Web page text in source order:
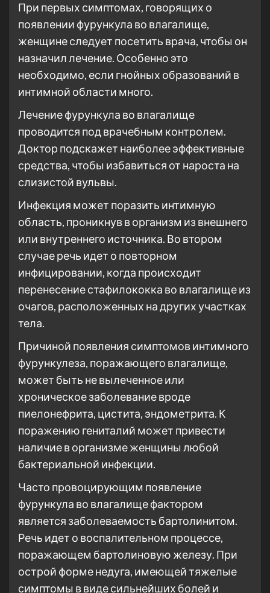
При первых симптомах, говорящих о
появлении фурункула во влагалище,
женщине следует посетить врача, чтобы он
назначил лечение. Особенно это
необходимо, если гнойных образований в
интимной области много.
Лечение фурункула во влагалище
проводится под врачебным контролем.
Доктор подскажет наиболее эффективные
средства, чтобы избавиться от нароста на
слизистой вульвы.
Инфекция может поразить интимную
область, проникнув в организм из внешнего
или внутреннего источника. Во втором
случае речь идет о повторном
инфицировании, когда происходит
перенесение стафилококка во влагалище из
очагов, расположенных на других участках
тела.
Причиной появления симптомов интимного
фурункулеза, поражающего влагалище,
может быть не вылеченное или
хроническое заболевание вроде
пиелонефрита, цистита, эндометрита. К
поражению гениталий может привести
наличие в организме женщины любой
бактериальной инфекции.
Часто провоцирующим появление
фурункула во влагалище фактором
является заболеваемость бартолинитом.
Речь идет о воспалительном процессе,
поражающем бартолиновую железу. При
острой форме недуга, имеющей тяжелые
симптомы в виде сильнейших болей и